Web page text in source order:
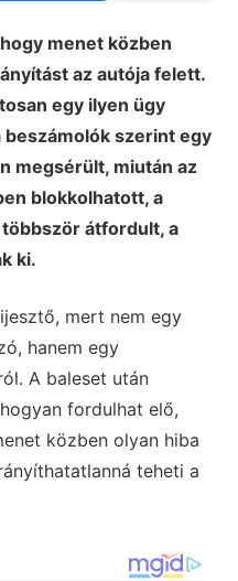
menet közben
az autója felett.
egy ilyen ügy
szerint egy
megsérült, miután az
blokkolhatott, a
átfordult, a
ki.
mert nem egy
hanem egy
A baleset után
fordulhat elő,
közben olyan hiba
teheti a